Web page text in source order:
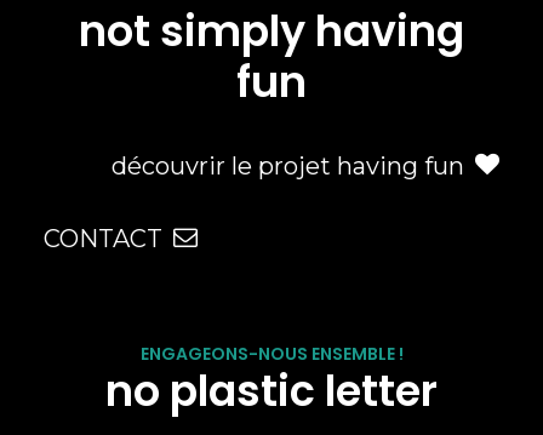
not simply having
fun
découvrir le projet having fun
CONTACT
ENGAGEONS-NOUS ENSEMBLE !
no plastic letter